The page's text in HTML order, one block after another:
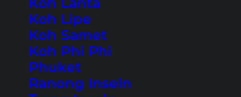
Koh Lanta
Koh Lipe
Koh Samet
Koh Phi Phi
Phuket
Ranong Inseln
Home Südostasien
Tipps,